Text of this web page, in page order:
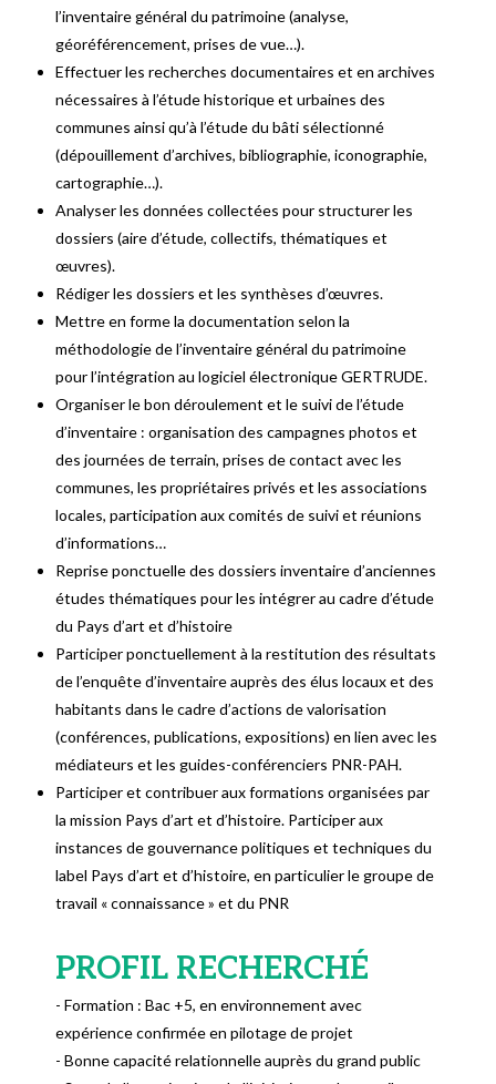
l’inventaire général du patrimoine (analyse,
géoréférencement, prises de vue…).
Effectuer les recherches documentaires et en archives
nécessaires à l’étude historique et urbaines des
communes ainsi qu’à l’étude du bâti sélectionné
(dépouillement d’archives, bibliographie, iconographie,
cartographie…).
Analyser les données collectées pour structurer les
dossiers (aire d’étude, collectifs, thématiques et
œuvres).
Rédiger les dossiers et les synthèses d’œuvres.
Mettre en forme la documentation selon la
méthodologie de l’inventaire général du patrimoine
pour l’intégration au logiciel électronique GERTRUDE.
Organiser le bon déroulement et le suivi de l’étude
d’inventaire : organisation des campagnes photos et
des journées de terrain, prises de contact avec les
communes, les propriétaires privés et les associations
locales, participation aux comités de suivi et réunions
d’informations…
Reprise ponctuelle des dossiers inventaire d’anciennes
études thématiques pour les intégrer au cadre d’étude
du Pays d’art et d’histoire
Participer ponctuellement à la restitution des résultats
de l’enquête d’inventaire auprès des élus locaux et des
habitants dans le cadre d’actions de valorisation
(conférences, publications, expositions) en lien avec les
médiateurs et les guides-conférenciers PNR-PAH.
Participer et contribuer aux formations organisées par
la mission Pays d’art et d’histoire. Participer aux
instances de gouvernance politiques et techniques du
label Pays d’art et d’histoire, en particulier le groupe de
travail « connaissance » et du PNR
PROFIL RECHERCHÉ
- Formation : Bac +5, en environnement avec
expérience confirmée en pilotage de projet
- Bonne capacité relationnelle auprès du grand public